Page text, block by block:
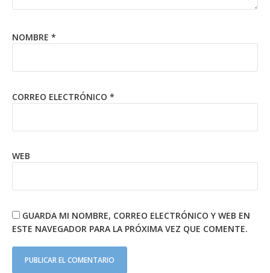
NOMBRE *
CORREO ELECTRÓNICO *
WEB
GUARDA MI NOMBRE, CORREO ELECTRÓNICO Y WEB EN
ESTE NAVEGADOR PARA LA PRÓXIMA VEZ QUE COMENTE.